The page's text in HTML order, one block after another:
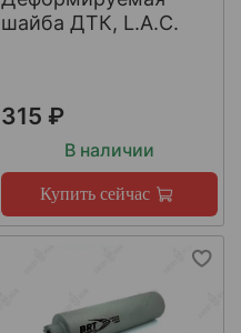
шайба ДТК, L.A.C.
315 ₽
В наличии
Купить сейчас